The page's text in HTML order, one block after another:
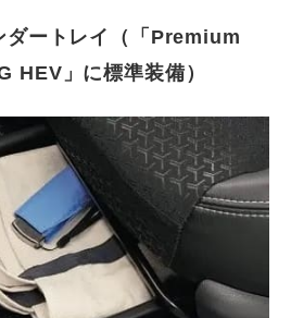
ダートレイ（「Premium
HEV」に標準装備）